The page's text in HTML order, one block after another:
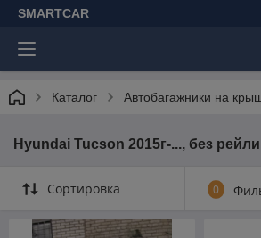
SMARTCAR
Каталог Автобагажники на
Hyundai Tucson 2015г-..., без
Сортировка 0